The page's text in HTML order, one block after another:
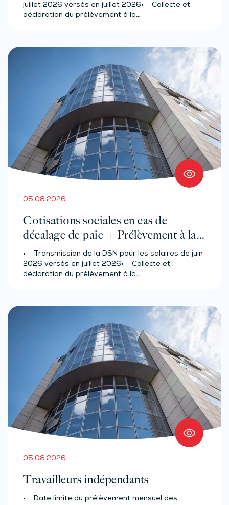
juillet 2026 versés en juillet 2026• Collecte et
déclaration du prélèvement à la…
05.08.2026
Cotisations sociales en cas de
décalage de paie + Prélèvement à la
source des salariés et assimilés
(effectif d’au moins 50 salariés)
• Transmission de la DSN pour les salaires de juin
2026 versés en juillet 2026• Collecte et
déclaration du prélèvement à la…
05.08.2026
Travailleurs indépendants
• Date limite du prélèvement mensuel des